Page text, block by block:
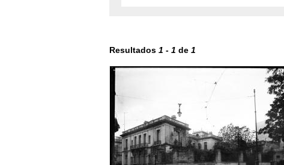
Resultados 1 - 1 de 1